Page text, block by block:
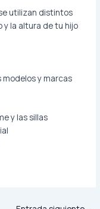
utilizan distintos
y la altura de tu hijo
y marcas
y las sillas